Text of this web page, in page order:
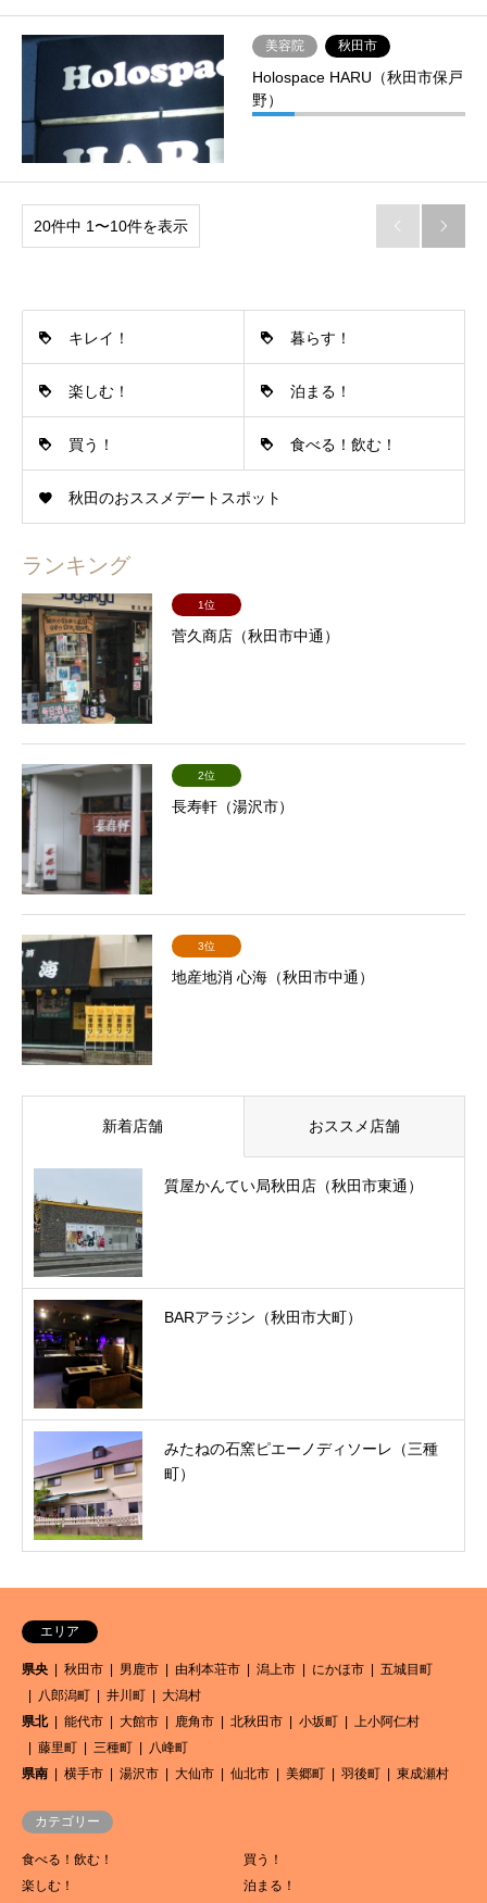
美容院 秋田市
Holospace HARU（秋田市保戸
野）
20件中 1〜10件を表示  
キレイ！ 暮らす！
楽しむ！ 泊まる！
買う！ 食べる！飲む！
秋田のおススメデートスポット
ランキング
1位
菅久商店（秋田市中通）
2位
長寿軒（湯沢市）
3位
地産地消 心海（秋田市中通）
新着店舗 おススメ店舗
質屋かんてい局秋田店（秋田市東通）
BARアラジン（秋田市大町）
みたねの石窯ピエーノディソーレ（三種
町）
エリア
県央 秋田市 男鹿市 由利本荘市 潟上市 にかほ市
五城目町
八郎潟町
井川町
大潟村
県北
能代市 大館市 鹿角市 北秋田市 小坂町
上小阿仁村
藤里町
三種町
八峰町
県南
横手市 湯沢市 大仙市 仙北市 美郷町 羽後町 東成瀬村
カテゴリー
食べる！飲む！
買う！
楽しむ！
泊まる！